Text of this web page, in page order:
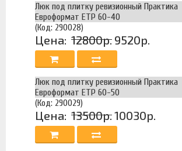
Люк под плитку ревизионный Практика
Евроформат ЕТР 60-40
(Код: 290028)
Цена: 12800р. 9520р.
Люк под плитку ревизионный Практика
Евроформат ЕТР 60-50
(Код: 290029)
Цена: 13500р.10030р.